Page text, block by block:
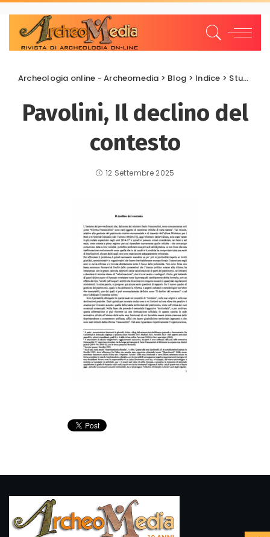
Archeologia online - Archeomedia > Blog > Indice > Studi e Ricerche
Pavolini, Il declino del
contesto
12 Settembre 2025